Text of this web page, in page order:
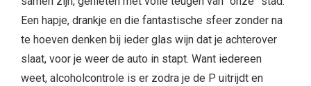
Een hapje, drankje en die fantastische sfeer zonder na
te hoeven denken bij ieder glas wijn dat je achterover
slaat, voor je weer de auto in stapt. Want iedereen
weet, alcoholcontrole is er zodra je de P uitrijdt en